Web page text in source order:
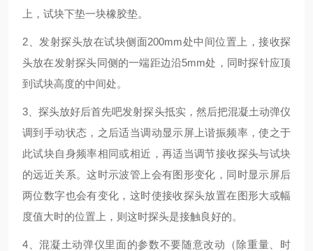
上，试块下垫一块橡胶垫。
2 、发射探头放在试块侧面200mm处中间位置上，接收探
头放在发射探头同侧的一端距边沿5mm处，同时探针应顶
到试块高度的中间处。
3 、探头放好后首先吧发射探头抵实，然后把混凝土动弹仪
调到手动状态，之后适当调动显示屏上谐振频率，使之于
此试块自身频率相同或相近，再适当调节接收探头与试块
的远近关系。这时示波管上会有图形变化，同时显示屏后
两位数字也会有变化，这时使接收探头放置在图形大或幅
度值大时的位置上，则这时探头是接触良好的。
4 、混凝土动弹仪里面的参数不要随意改动（除重量、时